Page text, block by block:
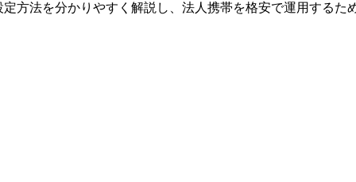
方法を分かりやすく解説し、法人携帯を格安で運用するた